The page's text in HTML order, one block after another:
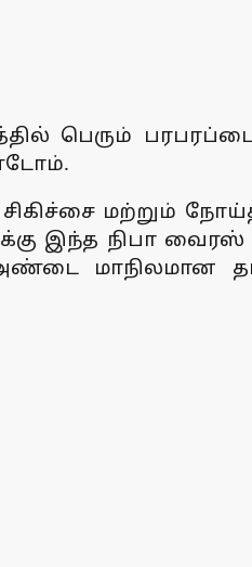
பெரும்
மற்றும்
இந்த நிபா
அண்டை